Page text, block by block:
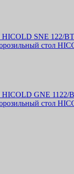
стол
стол